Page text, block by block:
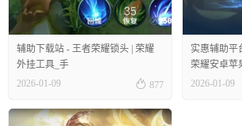
辅助下载站 - 王者荣耀锁头 | 荣耀
外挂工具_手
2026-01-09
 877
实惠辅助平
荣耀安卓苹
2026-01-09